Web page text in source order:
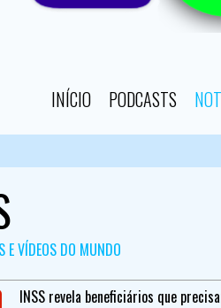
INÍCIO PODCASTS
E VÍDEOS DO MUNDO
INSS revela beneficiários que